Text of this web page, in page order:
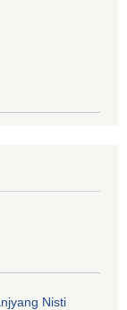
Nisti